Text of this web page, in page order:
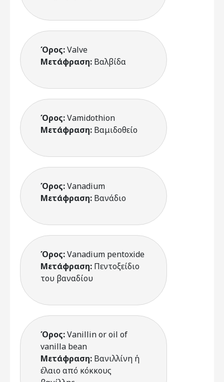
Όρος:Valve
Μετάφραση: Βαλβίδα
Όρος:Vamidothion
Μετάφραση: Βαμιδοθείο
Όρος:Vanadium
Μετάφραση: Βανάδιο
Όρος:Vanadium pentoxide
Μετάφραση: Πεντοξείδιο
του βαναδίου
Όρος:Vanillin or oil of
vanilla bean
Μετάφραση: Βανιλλίνη ή
έλαιο από κόκκους